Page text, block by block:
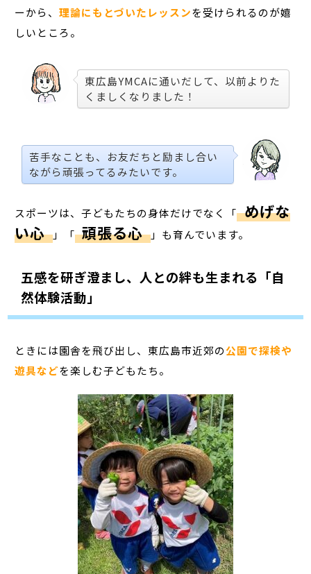
ーから、理論にもとづいたレッスンを受けられるのが嬉
しいところ。
東広島YMCAに通いだして、以前よりた
くましくなりました！
苦手なことも、お友だちと励まし合い
ながら頑張ってるみたいです。
スポーツは、子どもたちの身体だけでなく「 めげな
い心 」「 頑張る心 」も育んでいます。
五感を研ぎ澄まし、人との絆も生まれる「自
然体験活動」
ときには園舎を飛び出し、東広島市近郊の公園で探検や
遊具などを楽しむ子どもたち。